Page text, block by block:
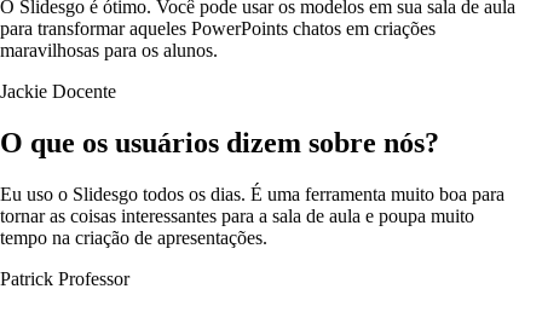
O Slidesgo é ótimo. Você pode usar os modelos em sua sala de aula
para transformar aqueles PowerPoints chatos em criações
maravilhosas para os alunos.
Jackie Docente
O que os usuários dizem sobre nós?
Eu uso o Slidesgo todos os dias. É uma ferramenta muito boa para
tornar as coisas interessantes para a sala de aula e poupa muito
tempo na criação de apresentações.
Patrick Professor